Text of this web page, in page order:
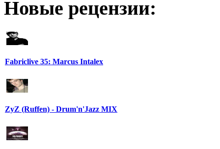
Новые рецензии:
Fabriclive 35: Marcus Intalex
ZyZ (Ruffen) - Drum'n'Jazz MIX